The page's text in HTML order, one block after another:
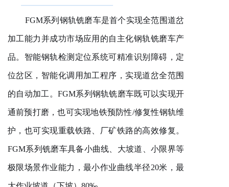
FGM系列钢轨铣磨车是首个实现全范围道岔
加工能力并成功市场应用的自主化钢轨铣磨车产
品。智能钢轨检测定位系统可精准识别障碍，定
位岔区，智能化调用加工程序，实现道岔全范围
的自动加工。FGM系列钢轨铣磨车既可以实现开
通前预打磨，也可实现地铁预防性/修复性钢轨维
护，也可实现重载铁路、厂矿铁路的高效修复。
FGM系列铣磨车具备小曲线、大坡道、小限界等
极限场景作业能力，最小作业曲线半径20米，最